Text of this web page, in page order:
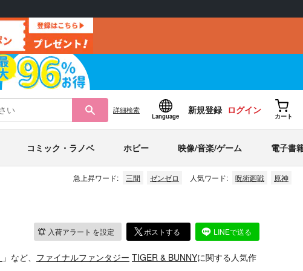
詳細検索
Language
新規登録 ログイン
カート
コミック・ラノベ ホビー 映像/音楽/ゲーム 電子書
急上昇ワード: 三間 ゼンゼロ 人気ワード: 呪術廻戦 原神
入荷アラート を設定 ポストする LINEで送る
」など、 ファイナルファンタジー TIGER & BUNNYに関する人気作